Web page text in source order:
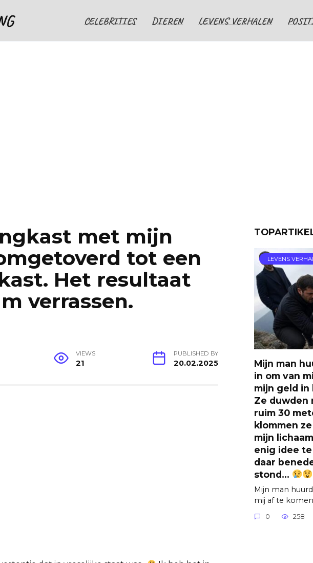
CELEBRITIES DIEREN LEVENS VERHALEN
met mijn
tot een
Het resultaat
verrassen.
VIEWS
21
PUBLISHED BY
20.02.2025
LEVENS
Mijn man
in om van
mijn geld in
Ze duwden
ruim 30
klommen
mijn
enig idee
daar
stond…
Mijn man
mij af te komen
0 258